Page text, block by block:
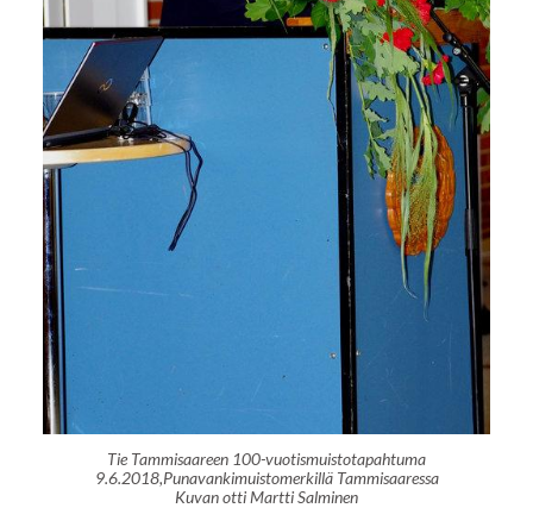
Tie Tammisaareen 100-vuotismuistotapahtuma
9.6.2018,Punavankimuistomerkillä Tammisaaressa
Kuvan otti Martti Salminen